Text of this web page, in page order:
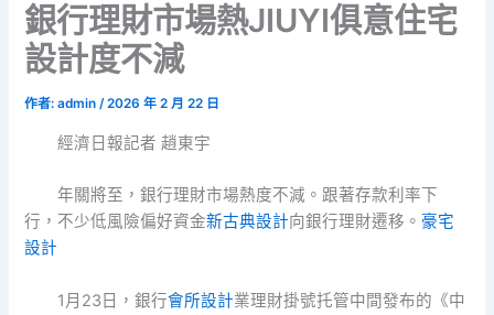
銀行理財市場熱JIUYI俱意住宅
設計度不減
作者:admin/2026 年 2 月 22 日
經濟日報記者 趙東宇
年關將至，銀行理財市場熱度不減。跟著存款利率下
行，不少低風險偏好資金新古典設計向銀行理財遷移。豪宅
設計
1月23日，銀行會所設計業理財掛號托管中間發布的《中